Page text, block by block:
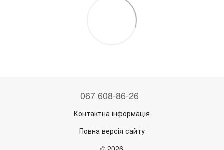
067 608-86-26
Контактна інформація
Повна версія сайту
© 2026